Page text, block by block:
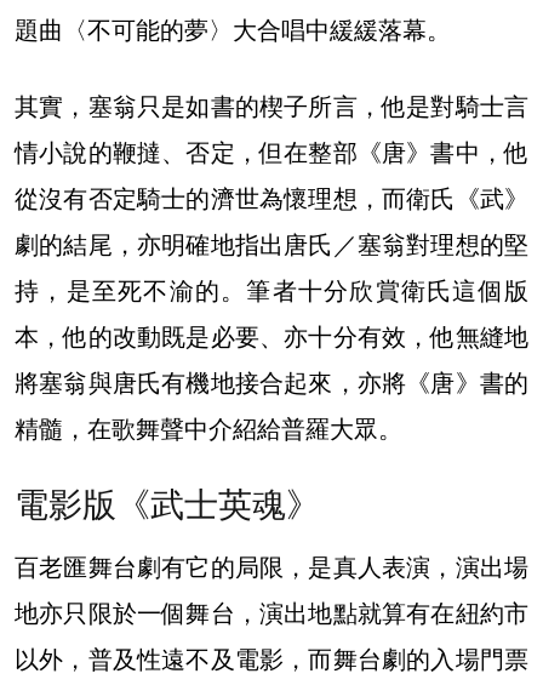
題曲〈不可能的夢〉大合唱中緩緩落幕。
其實，塞翁只是如書的楔子所言，他是對騎士言
情小說的鞭撻、否定，但在整部《唐》書中，他
從沒有否定騎士的濟世為懷理想，而衛氏《武》
劇的結尾，亦明確地指出唐氏／塞翁對理想的堅
持，是至死不渝的。筆者十分欣賞衛氏這個版
本，他的改動既是必要、亦十分有效，他無縫地
將塞翁與唐氏有機地接合起來，亦將《唐》書的
精髓，在歌舞聲中介紹給普羅大眾。
電影版《武士英魂》
百老匯舞台劇有它的局限，是真人表演，演出場
地亦只限於一個舞台，演出地點就算有在紐約市
以外，普及性遠不及電影，而舞台劇的入場門票